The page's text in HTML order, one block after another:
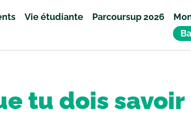
Vie étudiante Parcoursup 2026
tu dois savoir